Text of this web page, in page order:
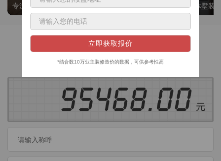
专注整装24年，高标准，选美迪 十年后仍爱我家 高端私人定制，整体墅装
获取装修预算